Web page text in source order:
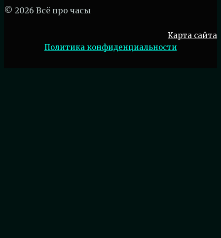
© 2026 Всё про часы
Карта сайта
Политика конфиденциальности